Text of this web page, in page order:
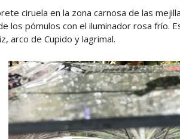
ciruela en la zona carnosa de las
los pómulos con el iluminador rosa frío.
arco de Cupido y lagrimal.